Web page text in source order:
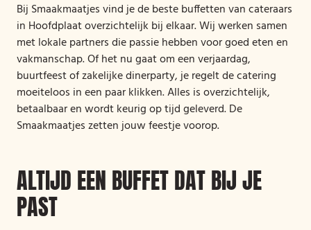
Bij Smaakmaatjes vind je de beste buffetten van cateraars
in Hoofdplaat overzichtelijk bij elkaar. Wij werken samen
met lokale partners die passie hebben voor goed eten en
vakmanschap. Of het nu gaat om een verjaardag,
buurtfeest of zakelijke dinerparty, je regelt de catering
moeiteloos in een paar klikken. Alles is overzichtelijk,
betaalbaar en wordt keurig op tijd geleverd. De
Smaakmaatjes zetten jouw feestje voorop.
ALTIJD EEN BUFFET DAT BIJ JE
PAST